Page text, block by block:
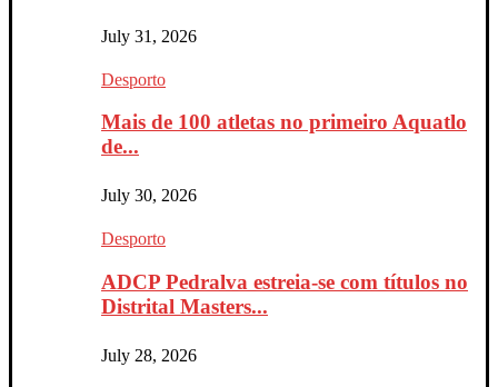
July 31, 2026
Desporto
Mais de 100 atletas no primeiro Aquatlo
de...
July 30, 2026
Desporto
ADCP Pedralva estreia-se com títulos no
Distrital Masters...
July 28, 2026